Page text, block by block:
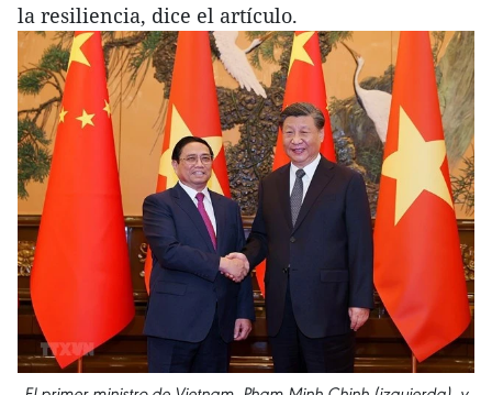
la resiliencia, dice el artículo.